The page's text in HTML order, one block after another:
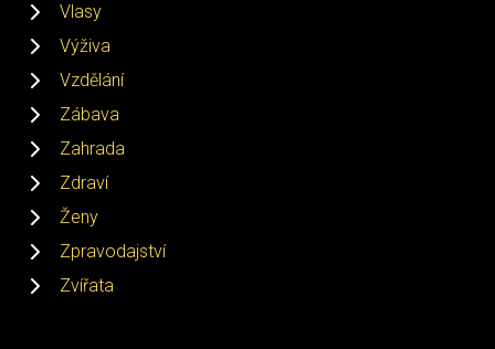
Vlasy
Výživa
Vzdělání
Zábava
Zahrada
Zdraví
Ženy
Zpravodajství
Zvířata